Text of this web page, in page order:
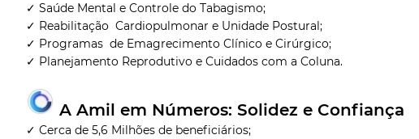
✓ Saúde Mental e Controle do Tabagismo;
✓ Reabilitação Cardiopulmonar e Unidade Postural;
✓ Programas de Emagrecimento Clínico e Cirúrgico;
✓ Planejamento Reprodutivo e Cuidados com a Coluna.
A Amil em Números: Solidez e Confiança
✓ Cerca de 5,6 Milhões de beneficiários;